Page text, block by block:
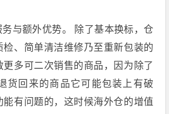
与额外优势。 除了基本换标，仓
检、简单清洁维修乃至重新包装的
多可二次销售的商品，因为除了
货回来的商品它可能包装上有破
有问题的，这时候海外仓的增值